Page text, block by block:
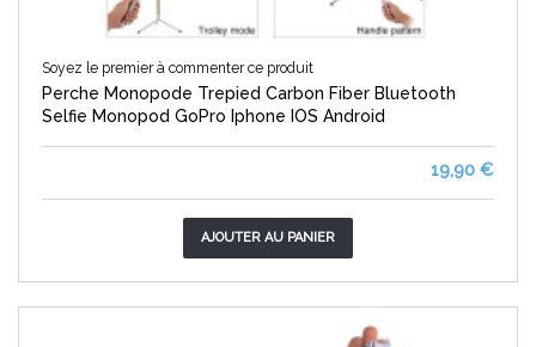
Soyez le premier à commenter ce produit
Perche Monopode Trepied Carbon Fiber Bluetooth
Selfie Monopod GoPro Iphone IOS Android
19,90 €
AJOUTER AU PANIER